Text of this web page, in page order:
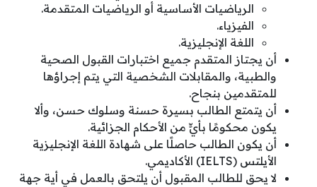
الرياضيات الأساسية أو الرياضيات المتقدمة.
الفيزياء.
اللغة الإنجليزية.
أن يجتاز المتقدم جميع اختبارات القبول الصحية
والطبية، والمقابلات الشخصية التي يتم إجراؤها
للمتقدمين بنجاح.
أن يتمتع الطالب بسيرة حسنة وسلوك حسن، وألا
يكون محكومًا بأيٍّ من الأحكام الجزائية.
أن يكون الطالب حاصلًا على شهادة اللغة الإنجليزية
الأيلتس (IELTS) الأكاديمي.
لا يحق للطالب المقبول أن يلتحق بالعمل في أية جهة